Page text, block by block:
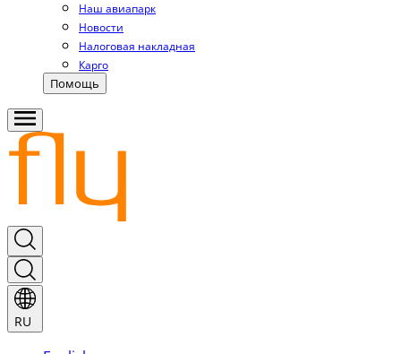
Наш авиапарк
Новости
Налоговая накладная
Карго
Помощь
RU